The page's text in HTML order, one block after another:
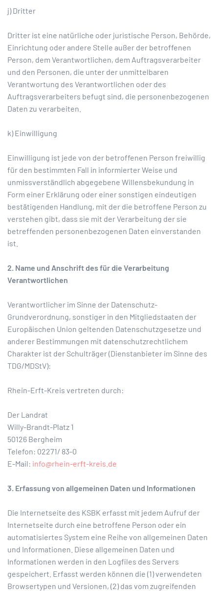
j) Dritter
Dritter ist eine natürliche oder juristische Person, Behörde,
Einrichtung oder andere Stelle außer der betroffenen
Person, dem Verantwortlichen, dem Auftragsverarbeiter
und den Personen, die unter der unmittelbaren
Verantwortung des Verantwortlichen oder des
Auftragsverarbeiters befugt sind, die personenbezogenen
Daten zu verarbeiten.
k) Einwilligung
Einwilligung ist jede von der betroffenen Person freiwillig
für den bestimmten Fall in informierter Weise und
unmissverständlich abgegebene Willensbekundung in
Form einer Erklärung oder einer sonstigen eindeutigen
bestätigenden Handlung, mit der die betroffene Person zu
verstehen gibt, dass sie mit der Verarbeitung der sie
betreffenden personenbezogenen Daten einverstanden
ist.
2. Name und Anschrift des für die Verarbeitung
Verantwortlichen
Verantwortlicher im Sinne der Datenschutz-
Grundverordnung, sonstiger in den Mitgliedstaaten der
Europäischen Union geltenden Datenschutzgesetze und
anderer Bestimmungen mit datenschutzrechtlichem
Charakter ist der Schulträger (Dienstanbieter im Sinne des
TDG/MDStV):
Rhein-Erft-Kreis vertreten durch:
Der Landrat
Willy-Brandt-Platz 1
50126 Bergheim
Telefon: 02271/ 83-0
E-Mail: info@rhein-erft-kreis.de
3. Erfassung von allgemeinen Daten und Informationen
Die Internetseite des KSBK erfasst mit jedem Aufruf der
Internetseite durch eine betroffene Person oder ein
automatisiertes System eine Reihe von allgemeinen Daten
und Informationen. Diese allgemeinen Daten und
Informationen werden in den Logfiles des Servers
gespeichert. Erfasst werden können die (1) verwendeten
Browsertypen und Versionen, (2) das vom zugreifenden